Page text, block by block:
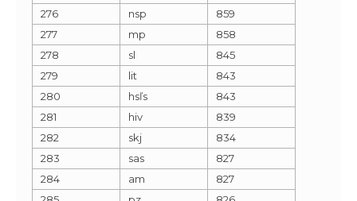
276
nsp
859
277
mp
858
278
sl
845
279
lit
843
280
hsľs
843
281
hiv
839
282
skj
834
283
sas
827
284
am
827